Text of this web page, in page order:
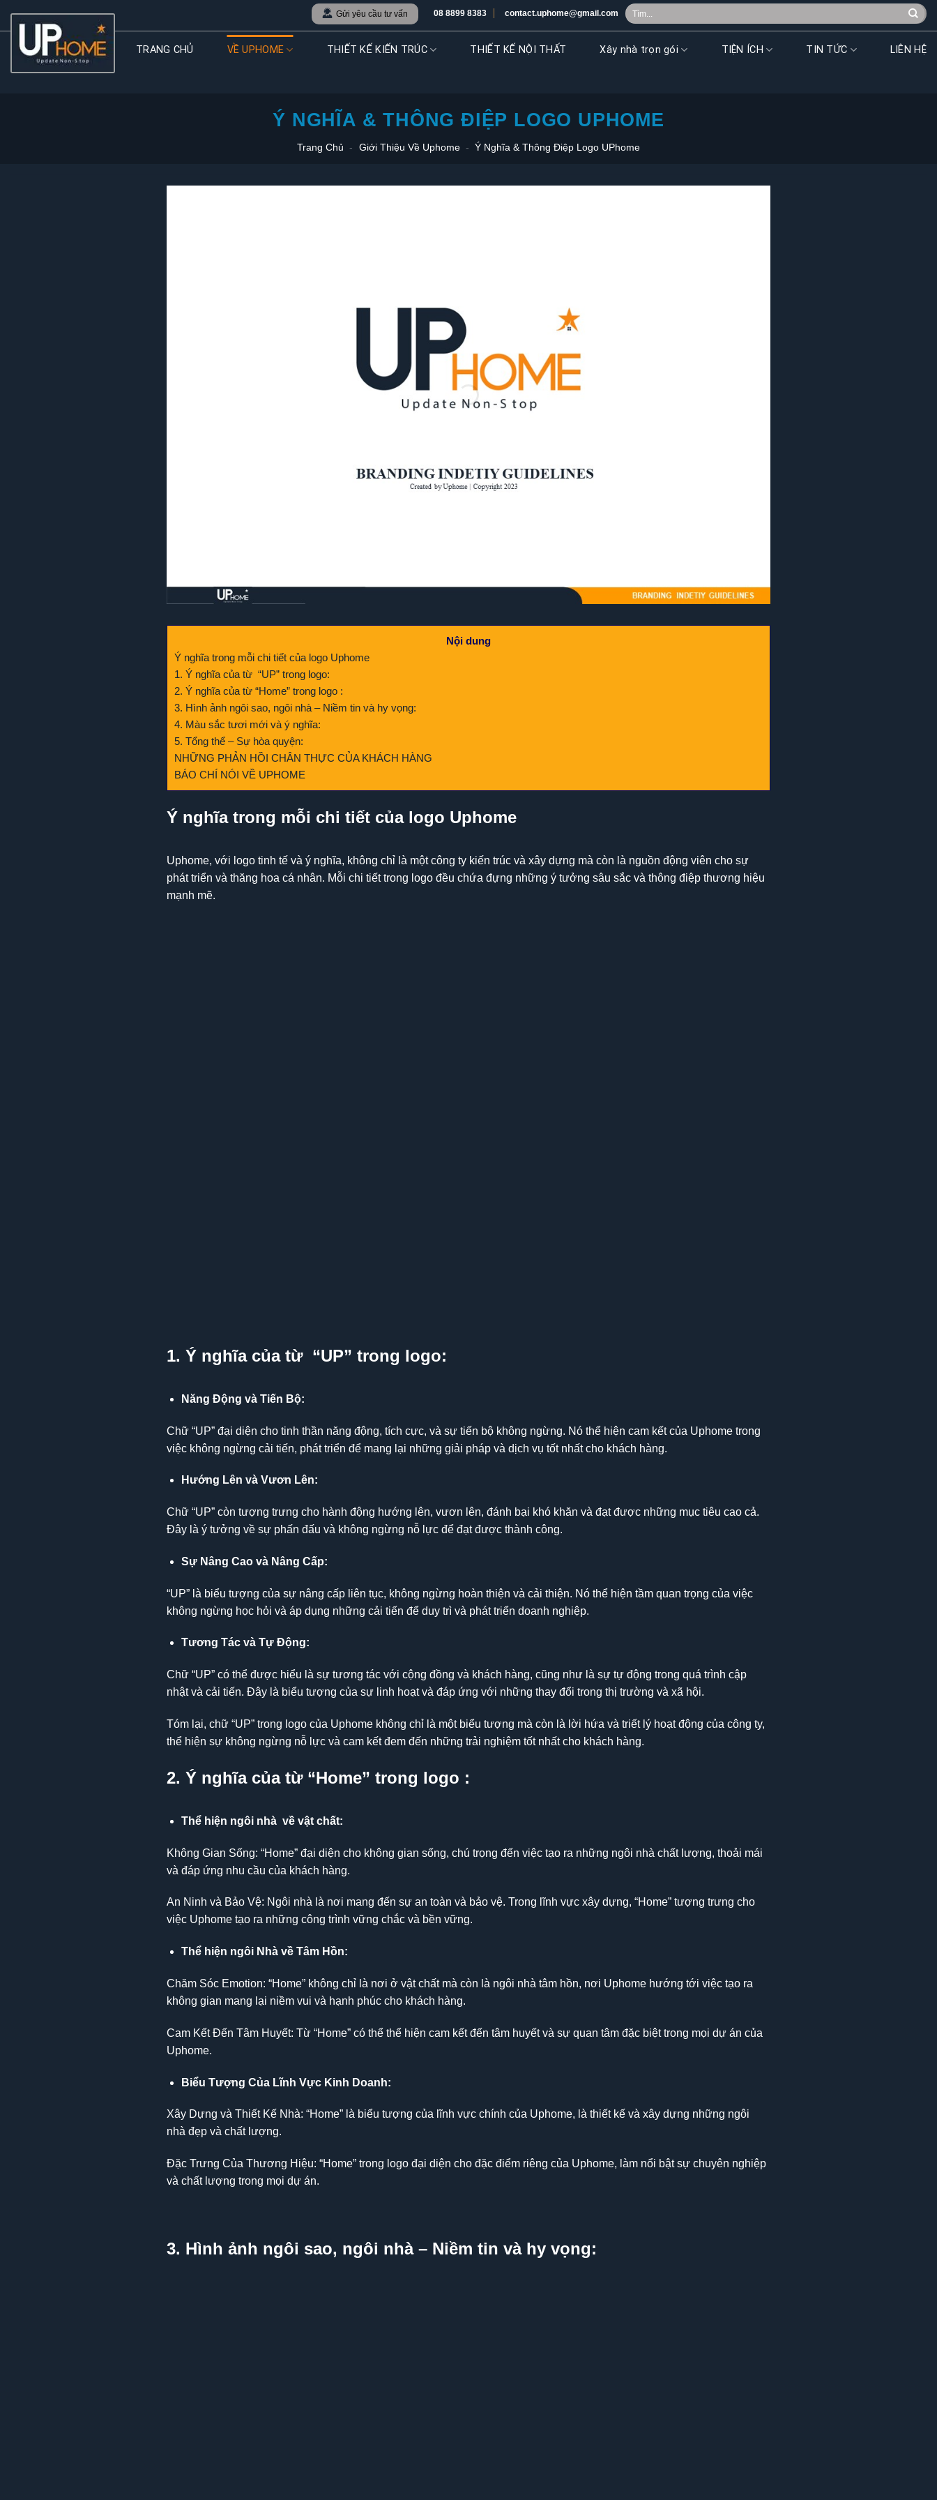
content
Gửi yêu cầu tư vấn 08 8899 8383 contact.uphome@gmail.com
Search
for:
TRANG CHỦ VỀ UPHOME THIẾT KẾ KIẾN TRÚC THIẾT KẾ NỘI THẤT Xây nhà trọn gói TIỆN ÍCH TIN TỨC LIÊN HỆ
Ý NGHĨA & THÔNG ĐIỆP LOGO UPHOME
Trang Chủ - Giới Thiệu Về Uphome - Ý Nghĩa & Thông Điệp Logo UPhome
Nội dung
Ý nghĩa trong mỗi chi tiết của logo Uphome
1. Ý nghĩa của từ “UP” trong logo:
2. Ý nghĩa của từ “Home” trong logo :
3. Hình ảnh ngôi sao, ngôi nhà – Niềm tin và hy vọng:
4. Màu sắc tươi mới và ý nghĩa:
5. Tổng thể – Sự hòa quyện:
NHỮNG PHẢN HỒI CHÂN THỰC CỦA KHÁCH HÀNG
BÁO CHÍ NÓI VỀ UPHOME
Ý nghĩa trong mỗi chi tiết của logo Uphome
Uphome, với logo tinh tế và ý nghĩa, không chỉ là một công ty kiến trúc và xây dựng mà còn là nguồn động viên cho sự
phát triển và thăng hoa cá nhân. Mỗi chi tiết trong logo đều chứa đựng những ý tưởng sâu sắc và thông điệp thương hiệu
mạnh mẽ.
1. Ý nghĩa của từ “UP” trong logo:
Năng Động và Tiến Bộ:
Chữ “UP” đại diện cho tinh thần năng động, tích cực, và sự tiến bộ không ngừng. Nó thể hiện cam kết của Uphome trong
việc không ngừng cải tiến, phát triển để mang lại những giải pháp và dịch vụ tốt nhất cho khách hàng.
Hướng Lên và Vươn Lên:
Chữ “UP” còn tượng trưng cho hành động hướng lên, vươn lên, đánh bại khó khăn và đạt được những mục tiêu cao cả.
Đây là ý tưởng về sự phấn đấu và không ngừng nỗ lực để đạt được thành công.
Sự Nâng Cao và Nâng Cấp:
“UP” là biểu tượng của sự nâng cấp liên tục, không ngừng hoàn thiện và cải thiện. Nó thể hiện tầm quan trọng của việc
không ngừng học hỏi và áp dụng những cải tiến để duy trì và phát triển doanh nghiệp.
Tương Tác và Tự Động:
Chữ “UP” có thể được hiểu là sự tương tác với cộng đồng và khách hàng, cũng như là sự tự động trong quá trình cập
nhật và cải tiến. Đây là biểu tượng của sự linh hoạt và đáp ứng với những thay đổi trong thị trường và xã hội.
Tóm lại, chữ “UP” trong logo của Uphome không chỉ là một biểu tượng mà còn là lời hứa và triết lý hoạt động của công ty,
thể hiện sự không ngừng nỗ lực và cam kết đem đến những trải nghiệm tốt nhất cho khách hàng.
2. Ý nghĩa của từ “Home” trong logo :
Thể hiện ngôi nhà về vật chất:
Không Gian Sống: “Home” đại diện cho không gian sống, chú trọng đến việc tạo ra những ngôi nhà chất lượng, thoải mái
và đáp ứng nhu cầu của khách hàng.
An Ninh và Bảo Vệ: Ngôi nhà là nơi mang đến sự an toàn và bảo vệ. Trong lĩnh vực xây dựng, “Home” tượng trưng cho
việc Uphome tạo ra những công trình vững chắc và bền vững.
Thể hiện ngôi Nhà về Tâm Hồn:
Chăm Sóc Emotion: “Home” không chỉ là nơi ở vật chất mà còn là ngôi nhà tâm hồn, nơi Uphome hướng tới việc tạo ra
không gian mang lại niềm vui và hạnh phúc cho khách hàng.
Cam Kết Đến Tâm Huyết: Từ “Home” có thể thể hiện cam kết đến tâm huyết và sự quan tâm đặc biệt trong mọi dự án của
Uphome.
Biểu Tượng Của Lĩnh Vực Kinh Doanh:
Xây Dựng và Thiết Kế Nhà: “Home” là biểu tượng của lĩnh vực chính của Uphome, là thiết kế và xây dựng những ngôi
nhà đẹp và chất lượng.
Đặc Trưng Của Thương Hiệu: “Home” trong logo đại diện cho đặc điểm riêng của Uphome, làm nổi bật sự chuyên nghiệp
và chất lượng trong mọi dự án.
3. Hình ảnh ngôi sao, ngôi nhà – Niềm tin và hy vọng: